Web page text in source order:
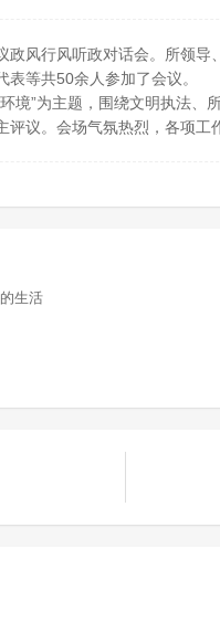
风行风听政对话会。所领
等共50余人参加了会议。
境”为主题，围绕文明执法
议。会场气氛热烈，各项工
生活
乌海市强制隔离戒毒所创